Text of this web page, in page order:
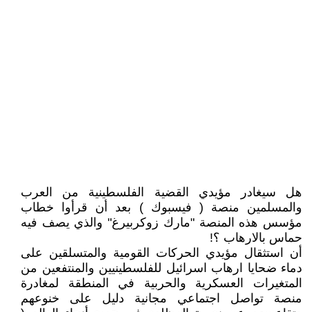
هل سيغادر مؤيدي القضية الفلسطينية من العرب
والمسلمين منصة ( فيسبوك ) بعد أن قرأوا خطاب
مؤسس هذه المنصة "مارك زوكربيرغ" والذي يصف فيه
حماس بالارهاب ؟!
أن استثقال مؤيدي الحركات القومية والمتسلقين على
دماء ضحايا ارهاب اسرائيل للفلسطينيين والمنتفعين من
المتغيرات العسكرية والحربية في المنطقة لمغادرة
منصة تواصل اجتماعي مجانية دليل على خنوعهم